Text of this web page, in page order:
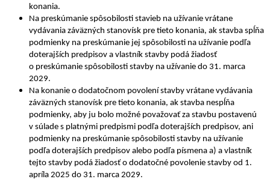
konania.
Na preskúmanie spôsobilosti stavieb na užívanie vrátane
vydávania záväzných stanovísk pre tieto konania, ak stavba spĺňa
podmienky na preskúmanie jej spôsobilosti na užívanie podľa
doterajších predpisov a vlastník stavby podá žiadosť
o preskúmanie spôsobilosti stavby na užívanie do 31. marca
2029.
Na konanie o dodatočnom povolení stavby vrátane vydávania
záväzných stanovísk pre tieto konania, ak stavba nespĺňa
podmienky, aby ju bolo možné považovať za stavbu postavenú
v súlade s platnými predpismi podľa doterajších predpisov, ani
podmienky na preskúmanie spôsobilosti stavby na užívanie
podľa doterajších predpisov alebo podľa písmena a) a vlastník
tejto stavby podá žiadosť o dodatočné povolenie stavby od 1.
apríla 2025 do 31. marca 2029.